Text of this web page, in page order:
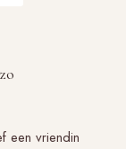
een vriendin